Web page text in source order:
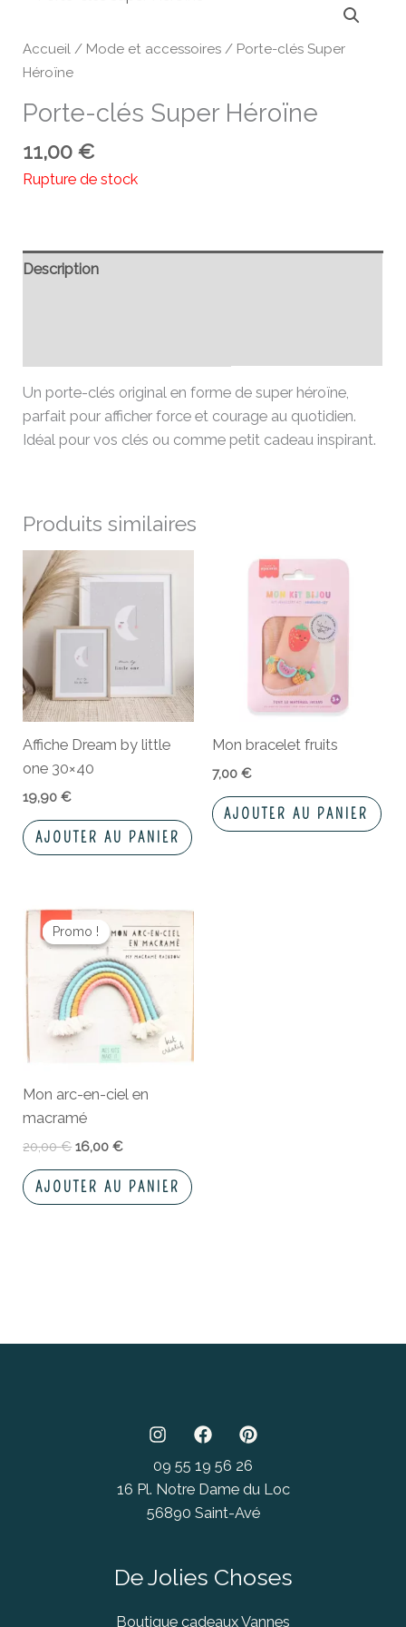
Accueil / Mode et accessoires / Porte-clés Super
Héroïne
Porte-clés Super Héroïne
11,00€
Rupture de stock
Description
Un porte-clés original en forme de super héroïne,
parfait pour afficher force et courage au quotidien.
Idéal pour vos clés ou comme petit cadeau inspirant.
Produits similaires
Affiche Dream by little
one 30×40
19,90€
AJOUTER AU PANIER
Mon bracelet fruits
7,00 €
AJOUTER AU PANIER
Promo !
Promo !
Mon arc-en-ciel en
macramé
20,00€
Le
initial
était :
20,00 €.
16,00€
Le
prix
actuel
est :
16,00 €.
AJOUTER AU PANIER
09 55 19 56 26
16 Pl. Notre Dame du Loc
56890 Saint-Avé
De Jolies Choses
Boutique cadeaux Vannes